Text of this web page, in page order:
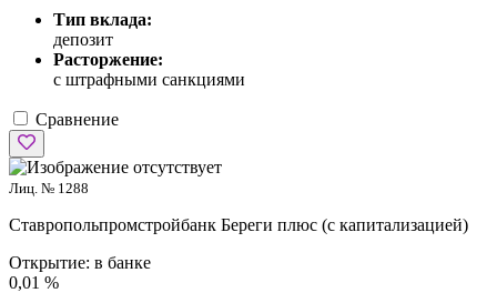
Тип вклада:
депозит
Расторжение:
с штрафными санкциями
Сравнение
Лиц. № 1288
Ставропольпромстройбанк Береги плюс (с капитализацией)
Открытие: в банке
0,01 %